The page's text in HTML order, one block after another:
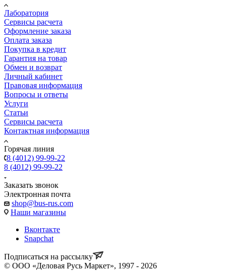
Лаборатория
Сервисы расчета
Оформление заказа
Оплата заказа
Покупка в кредит
Гарантия на товар
Обмен и возврат
Личный кабинет
Правовая информация
Вопросы и ответы
Услуги
Статьи
Сервисы расчета
Контактная информация
Горячая линия
8 (4012) 99-99-22
8 (4012) 99-99-22
Заказать звонок
Электронная почта
shop@bus-rus.com
Наши магазины
Вконтакте
Snapchat
Подписаться на рассылку
© ООО «Деловая Русь Маркет», 1997 - 2026